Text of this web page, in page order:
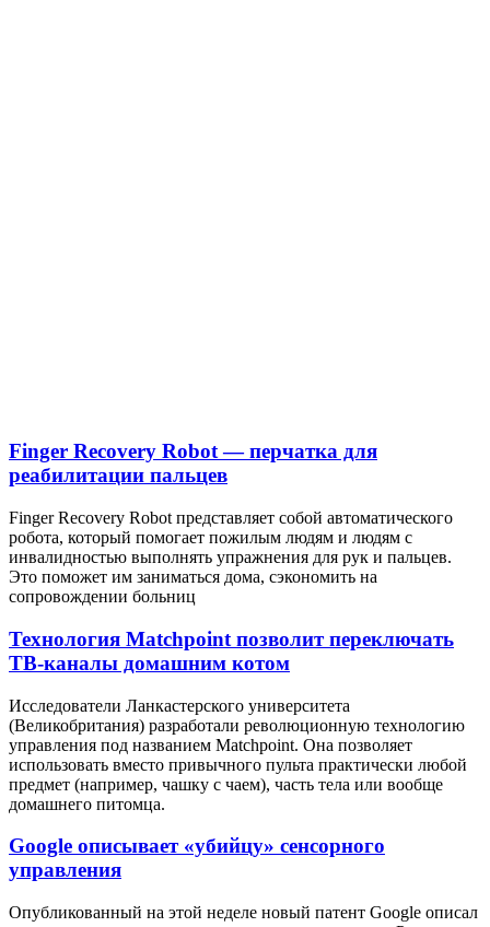
Finger Recovery Robot — перчатка для
реабилитации пальцев
Finger Recovery Robot представляет собой автоматического
робота, который помогает пожилым людям и людям с
инвалидностью выполнять упражнения для рук и пальцев.
Это поможет им заниматься дома, сэкономить на
сопровождении больниц
Технология Matchpoint позволит переключать
ТВ-каналы домашним котом
Исследователи Ланкастерского университета
(Великобритания) разработали революционную технологию
управления под названием Matchpoint. Она позволяет
использовать вместо привычного пульта практически любой
предмет (например, чашку с чаем), часть тела или вообще
домашнего питомца.
Google описывает «убийцу» сенсорного
управления
Опубликованный на этой неделе новый патент Google описал